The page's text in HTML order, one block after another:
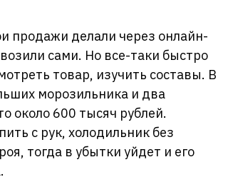
продажи делали через онлайн-
сами. Но все-таки быстро
товар, изучить составы. В
морозильника и два
около 600 тысяч рублей.
с рук, холодильник без
тогда в убытки уйдет и его